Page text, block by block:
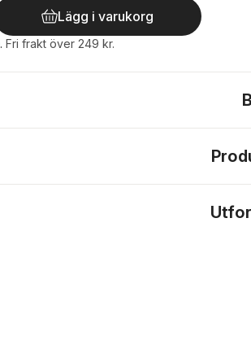
Lägg i varukorg
. Fri frakt över 249 kr.